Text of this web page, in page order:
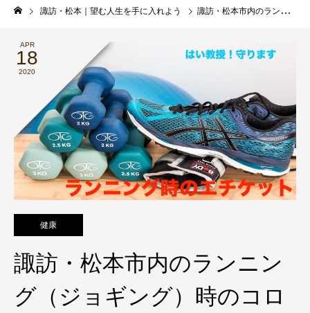
と娘のファミログ
諏訪・松本｜望む人生を手に入れよう 諏訪・松本市内のランニング（ジョギング）時のコロナ対策｜BUFF（バフ）を使用｜山中伸弥教授のエチケットを実践
APR
18
2020
健康
諏訪・松本市内のランニン
グ（ジョギング）時のコロ